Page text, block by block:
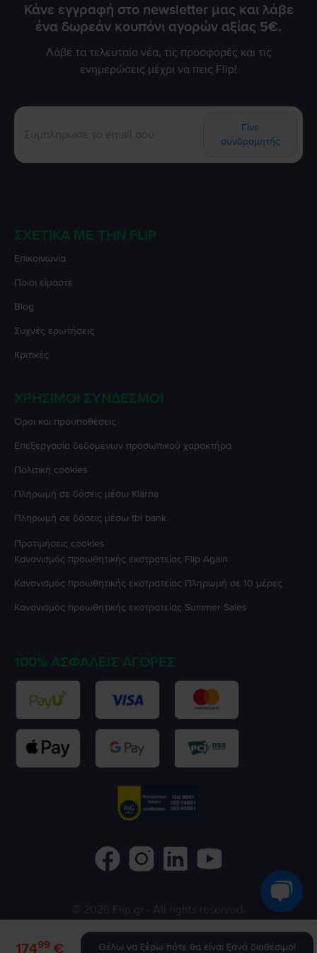
17499 € Θέλω να ξέρω πότε θα είναι ξανά διαθέσιμο!
Κάνε εγγραφή στο newsletter μας και λάβε
ένα δωρεάν κουπόνι αγορών αξίας 5€.
Λάβε τα τελευταία νέα, τις προσφορές και τις
ενημερώσεις μέχρι να πεις Flip!
Γίνε
συνδρομητής
ΣΧΕΤΙΚΆ ΜΕ ΤΗΝ FLIP
Επικοινωνία
Ποιοι είμαστε
Blog
Συχνές ερωτήσεις
Κριτικές
ΧΡΉΣΙΜΟΙ ΣΎΝΔΕΣΜΟΙ
Όροι και προϋποθέσεις
Επεξεργασία δεδομένων προσωπικού χαρακτήρα
Πολιτική cookies
Πληρωμή σε δόσεις μέσω Klarna
Πληρωμή σε δόσεις μέσω tbi bank
Προτιμήσεις cookies
Κανονισμός προωθητικής εκστρατείας Flip Again
Κανονισμός προωθητικής εκστρατείας Πληρωμή σε 10 μέρες
Κανονισμός προωθητικής εκστρατείας Summer Sales
100% ΑΣΦΑΛΕΊΣ ΑΓΟΡΈΣ